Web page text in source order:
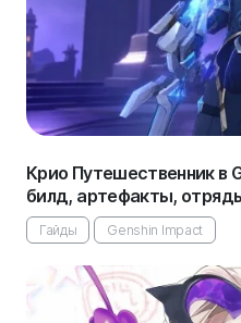
Крио Путешественник в
билд, артефакты,
Гайды Genshin Impact